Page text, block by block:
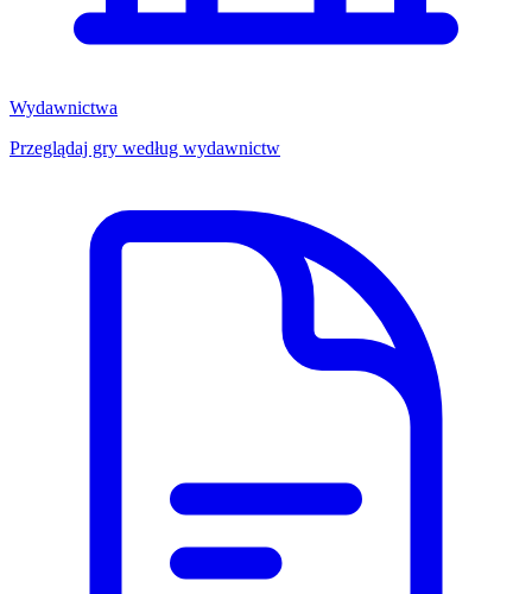
Wydawnictwa
Przeglądaj gry według wydawnictw